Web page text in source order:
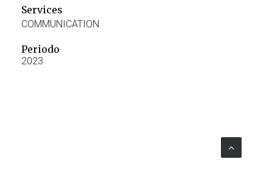
Services
COMMUNICATION
Periodo
2023